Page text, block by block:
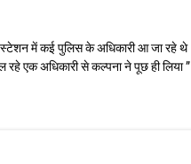
में कई पुलिस के अधिकारी आ जा रहे थे
एक अधिकारी से कल्पना ने पूछ ही